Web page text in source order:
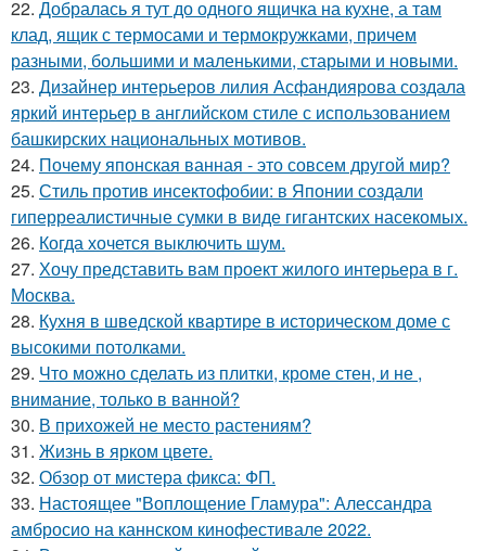
22. Добралась я тут до одного ящичка на кухне, а там
клад, ящик с термосами и термокружками, причем
разными, большими и маленькими, старыми и новыми.
23. Дизайнер интерьеров лилия Асфандиярова создала
яркий интерьер в английском стиле с использованием
башкирских национальных мотивов.
24. Почему японская ванная - это совсем другой мир?
25. Стиль против инсектофобии: в Японии создали
гиперреалистичные сумки в виде гигантских насекомых.
26. Когда хочется выключить шум.
27. Хочу представить вам проект жилого интерьера в г.
Москва.
28. Кухня в шведской квартире в историческом доме с
высокими потолками.
29. Что можно сделать из плитки, кроме стен, и не ,
внимание, только в ванной?
30. В прихожей не место растениям?
31. Жизнь в ярком цвете.
32. Обзор от мистера фикса: ФП.
33. Настоящее "Воплощение Гламура": Алессандра
амбросио на каннском кинофестивале 2022.